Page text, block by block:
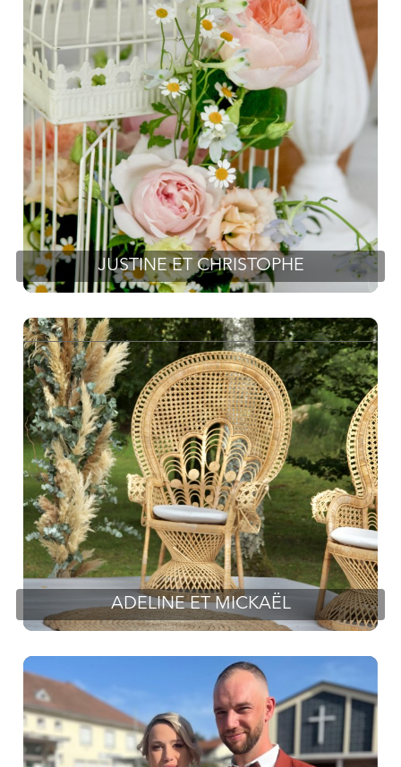
JUSTINE ET CHRISTOPHE
ADELINE ET MICKAËL